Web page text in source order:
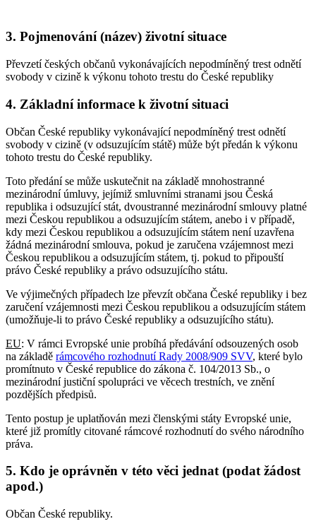
3. Pojmenování (název) životní situace
Převzetí českých občanů vykonávajících nepodmíněný trest odnětí
svobody v cizině k výkonu tohoto trestu do České republiky
4. Základní informace k životní situaci
Občan České republiky vykonávající nepodmíněný trest odnětí
svobody v cizině (v odsuzujícím státě) může být předán k výkonu
tohoto trestu do České republiky.
Toto předání se může uskutečnit na základě mnohostranné
mezinárodní úmluvy, jejímiž smluvními stranami jsou Česká
republika i odsuzující stát, dvoustranné mezinárodní smlouvy platné
mezi Českou republikou a odsuzujícím státem, anebo i v případě,
kdy mezi Českou republikou a odsuzujícím státem není uzavřena
žádná mezinárodní smlouva, pokud je zaručena vzájemnost mezi
Českou republikou a odsuzujícím státem, tj. pokud to připouští
právo České republiky a právo odsuzujícího státu.
Ve výjimečných případech lze převzít občana České republiky i bez
zaručení vzájemnosti mezi Českou republikou a odsuzujícím státem
(umožňuje-li to právo České republiky a odsuzujícího státu).
EU: V rámci Evropské unie probíhá předávání odsouzených osob
na základě rámcového rozhodnutí Rady 2008/909 SVV, které bylo
promítnuto v České republice do zákona č. 104/2013 Sb., o
mezinárodní justiční spolupráci ve věcech trestních, ve znění
pozdějších předpisů.
Tento postup je uplatňován mezi členskými státy Evropské unie,
které již promítly citované rámcové rozhodnutí do svého národního
práva.
5. Kdo je oprávněn v této věci jednat (podat žádost
apod.)
Občan České republiky.